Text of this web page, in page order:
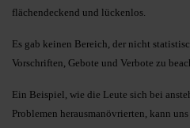
flächendeckend und lückenlos.
Es gab keinen Bereich, der nicht
Vorschriften, Gebote und Verbote zu
Ein Beispiel, wie die Leute sich bei
Problemen herausmanövrierten, kann